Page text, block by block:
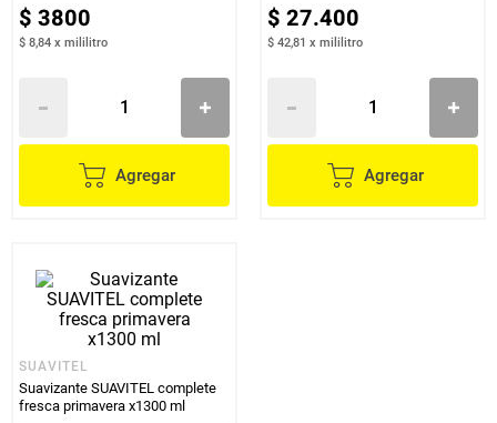
$ 3800
$ 8,84 x mililitro
Agregar
$ 27.400
$ 42,81 x mililitro
Agregar
SUAVITEL
Suavizante SUAVITEL complete
fresca primavera x1300 ml